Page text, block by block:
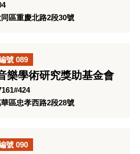
區重慶北路2段30號
號 089
樂學術研究獎助基金會
區忠孝西路2段28號
號 090